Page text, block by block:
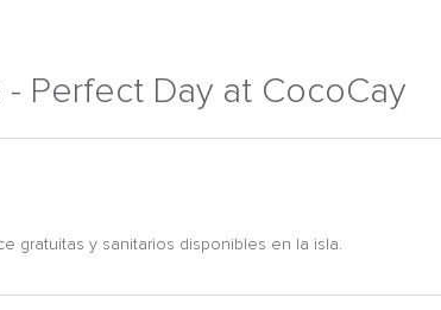
Perfect Day at CocoCay
gratuitas y sanitarios disponibles en la isla.